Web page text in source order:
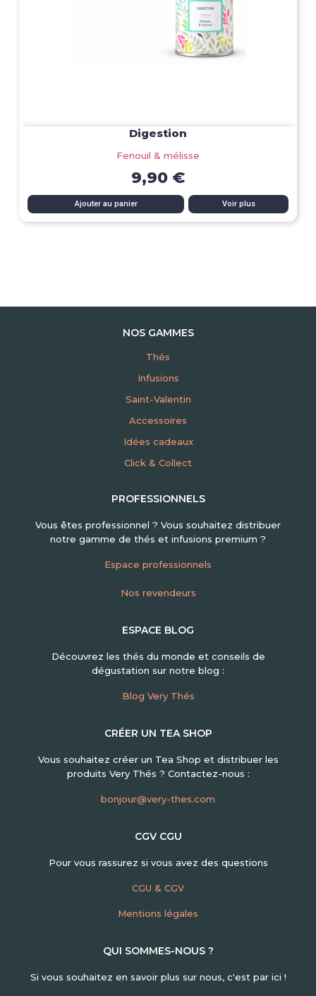
Digestion
Fenouil & mélisse
9,90 €
Ajouter au panier Voir plus
NOS GAMMES
Thés
Infusions
Saint-Valentin
Accessoires
Idées cadeaux
Click & Collect
PROFESSIONNELS
Vous êtes professionnel ? Vous souhaitez distribuer
notre gamme de thés et infusions premium ?
Espace professionnels
Nos revendeurs
ESPACE BLOG
Découvrez les thés du monde et conseils de
dégustation sur notre blog :
Blog Very Thés
CRÉER UN TEA SHOP
Vous souhaitez créer un Tea Shop et distribuer les
produits Very Thés ? Contactez-nous :
bonjour@very-thes.com
CGV CGU
Pour vous rassurez si vous avez des questions
CGU & CGV
Mentions légales
QUI SOMMES-NOUS ?
Si vous souhaitez en savoir plus sur nous, c'est par ici !